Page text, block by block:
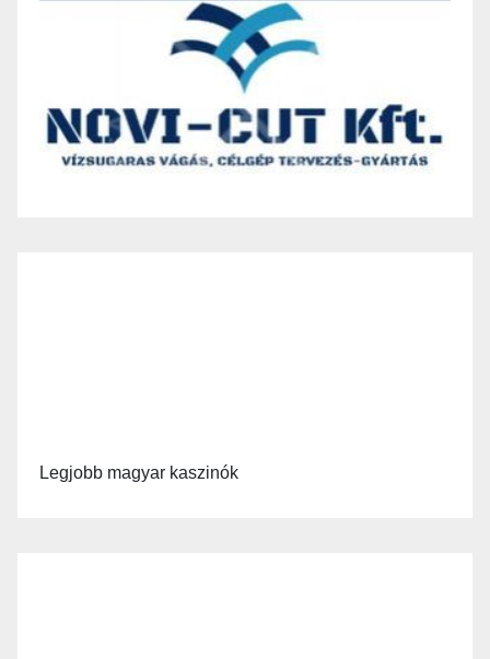
Legjobb magyar kaszinók